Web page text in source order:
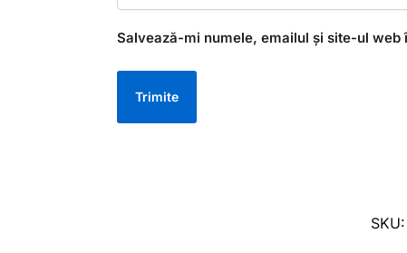
Salvează-mi numele, emailul și site-ul
SKU: